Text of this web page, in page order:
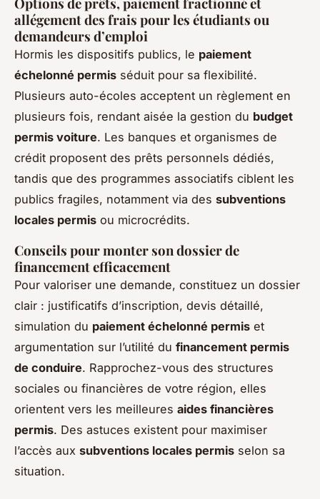
allégement des frais pour les étudiants ou
demandeurs d’emploi
Hormis les dispositifs publics, le paiement
échelonné permis séduit pour sa flexibilité.
Plusieurs auto-écoles acceptent un règlement en
plusieurs fois, rendant aisée la gestion du budget
permis voiture. Les banques et organismes de
crédit proposent des prêts personnels dédiés,
tandis que des programmes associatifs ciblent les
publics fragiles, notamment via des subventions
locales permis ou microcrédits.
Conseils pour monter son dossier de
financement efficacement
Pour valoriser une demande, constituez un dossier
clair : justificatifs d’inscription, devis détaillé,
simulation du paiement échelonné permis et
argumentation sur l’utilité du financement permis
de conduire. Rapprochez-vous des structures
sociales ou financières de votre région, elles
orientent vers les meilleures aides financières
permis. Des astuces existent pour maximiser
l’accès aux subventions locales permis selon sa
situation.